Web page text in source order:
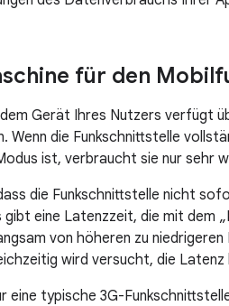
für den
Gerät Ihres Nutzers verfügt
Wenn die Funkschnittstelle
ist, verbraucht sie nur sehr
die Funkschnittstelle nicht
gibt eine Latenzzeit, die mit dem
von höheren zu
wird versucht, die Latenz
eine typische 3G-